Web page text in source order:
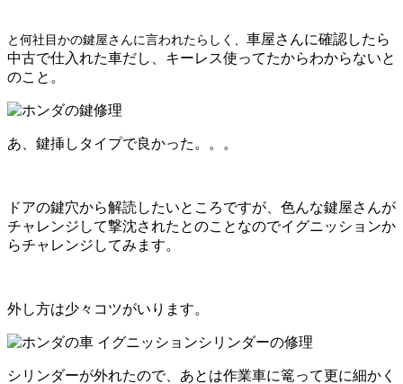
と何社目かの鍵屋さんに言われたらしく、 車屋さんに確認したら
中古で仕入れた車だし、キーレス使ってたからわからないと
のこと。
あ、鍵挿しタイプで良かった。。。
ドアの鍵穴から解読したいところですが、色んな鍵屋さんが
チャレンジして撃沈されたとのことなのでイグニッションか
らチャレンジしてみます。
外し方は少々コツがいります。
シリンダーが外れたので、あとは作業車に篭って更に細かく